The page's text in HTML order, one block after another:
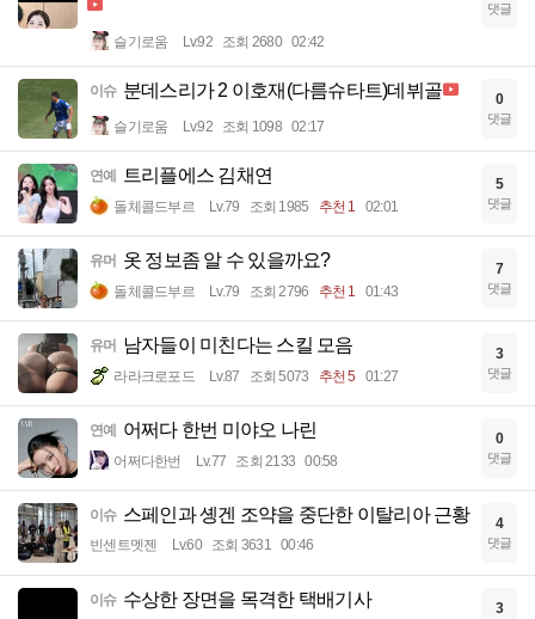
슬기로움 Lv.92 조회 2680 02:42
댓글
이슈 분데스리가 2 이호재(다름슈타트)데뷔골
슬기로움 Lv.92 조회 1098 02:17
0
댓글
연예 트리플에스 김채연
돌체콜드부르 Lv.79 조회 1985 추천 1 02:01
5
댓글
유머 옷 정보좀 알 수 있을까요?
돌체콜드부르 Lv.79 조회 2796 추천 1 01:43
7
댓글
유머 남자들이 미친다는 스킬 모음
라라크로포드 Lv.87 조회 5073 추천 5 01:27
3
댓글
연예 어쩌다 한번 미야오 나린
어쩌다한번 Lv.77 조회 2133 00:58
0
댓글
이슈 스페인과 솅겐 조약을 중단한 이탈리아 근황
빈센트멧젠 Lv.60 조회 3631 00:46
4
댓글
이슈 수상한 장면을 목격한 택배기사 3